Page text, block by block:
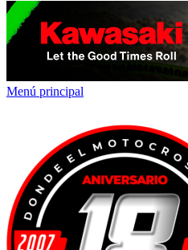
Menú principal